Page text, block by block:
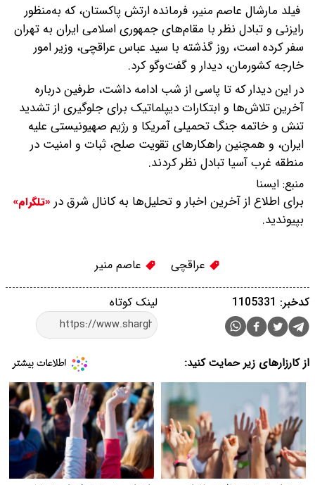
فیلد مارشال عاصم منیر، فرمانده ارتش پاکستان، که به‌منظور
رایزنی و تبادل نظر با مقام‌های جمهوری اسلامی ایران به تهران
سفر کرده است، روز گذشته با سید عباس عراقچی، وزیر امور
خارجه کشورمان، دیدار و گفت‌وگو کرد.
در این دیدار که تا پاسی از شب ادامه داشت، طرفین درباره
آخرین تلاش‌ها و ابتکارات دیپلماتیک برای جلوگیری از تشدید
تنش و خاتمه جنگ تحمیلی آمریکا و رژیم صهیونیستی علیه
ایران، و همچنین راهکارهای تقویت صلح، ثبات و امنیت در
منطقه غرب آسیا تبادل نظر کردند.
منبع: ايسنا
برای اطلاع از آخرین اخبار و تحلیل‌ها به کانال شرق در «تلگرام»
بپیوندید.
عراقچی عاصم منیر
لینک کوتاه کدخبر: 1105331
از کارزارهای زیر حمایت کنید: